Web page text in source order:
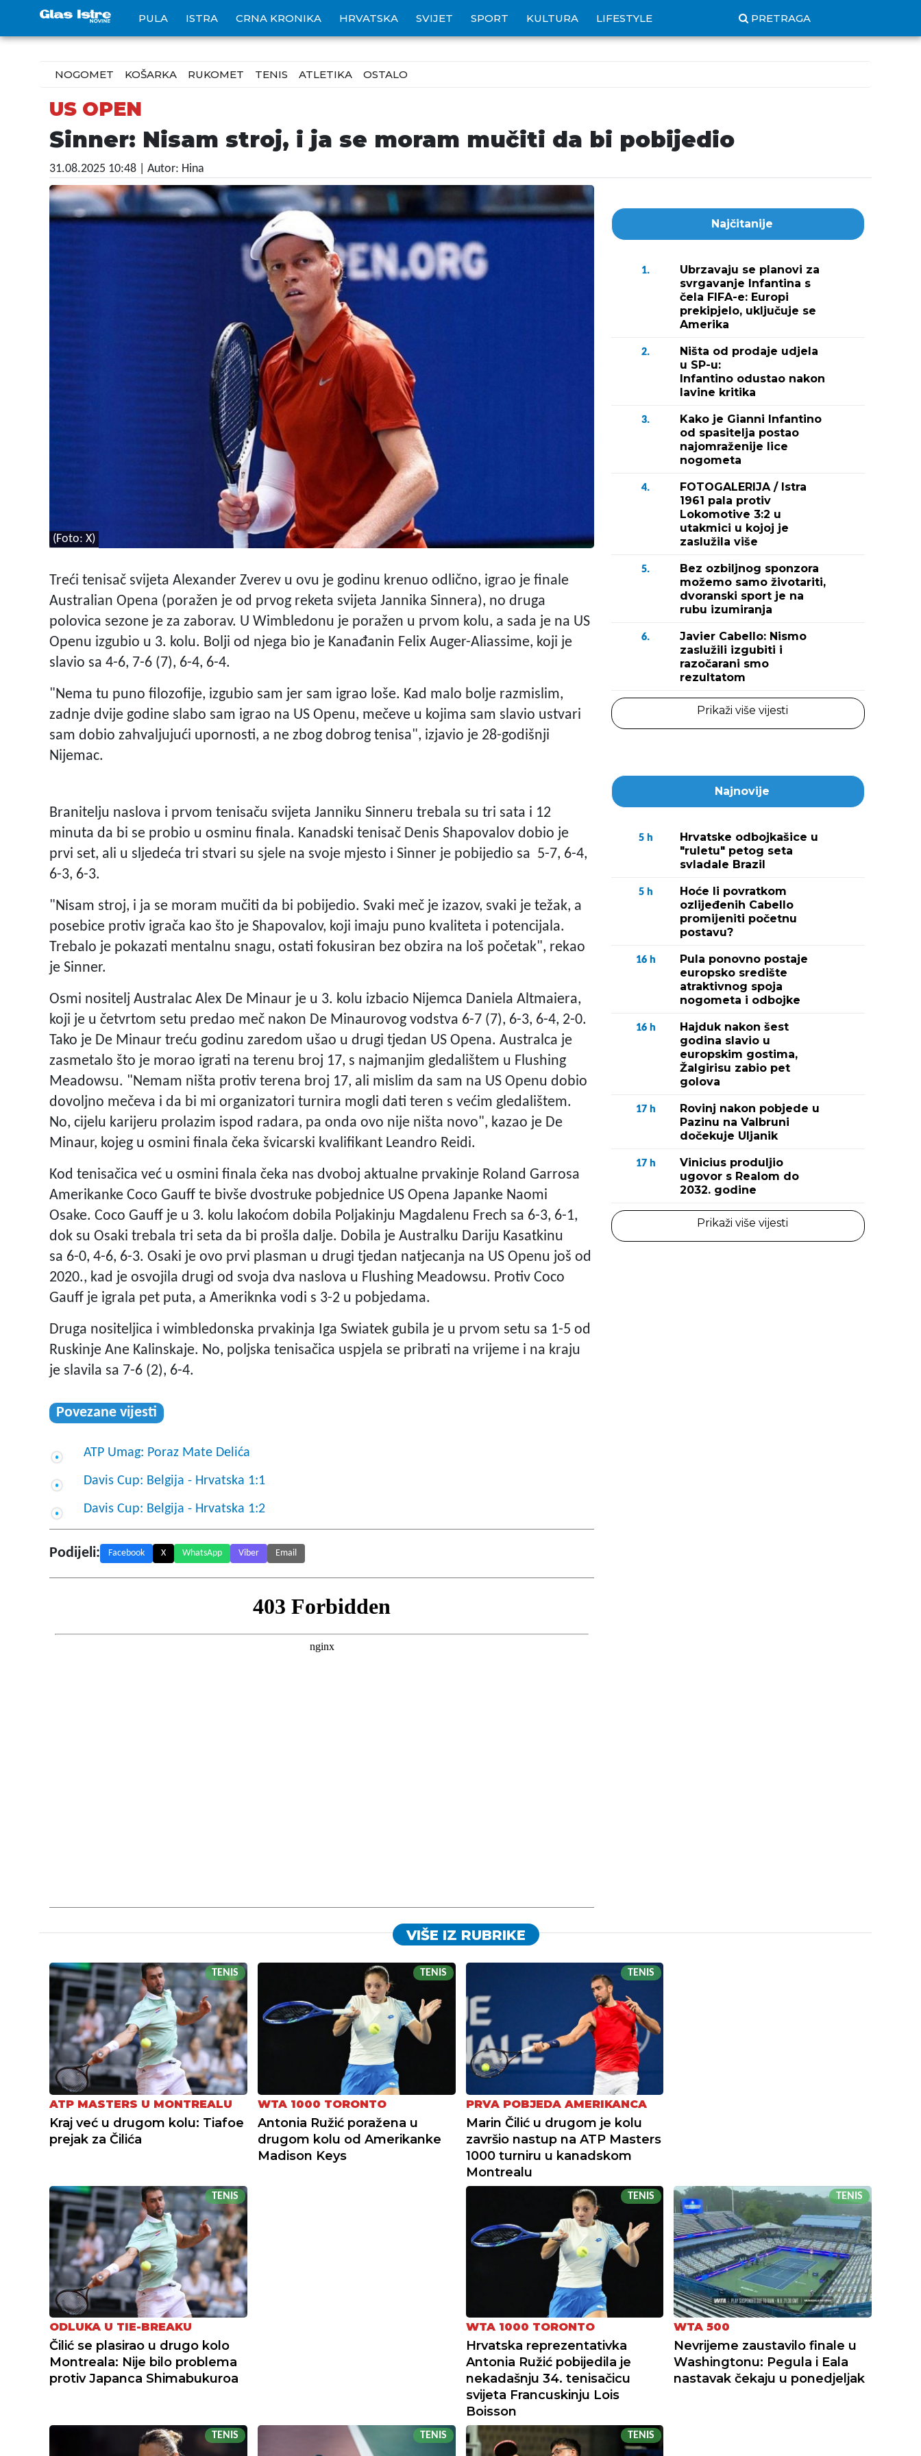
PULA ISTRA CRNA KRONIKA HRVATSKA SVIJET SPORT KULTURA LIFESTYLE PRETRAGA
NOGOMET KOŠARKA RUKOMET TENIS ATLETIKA OSTALO
US OPEN
Sinner: Nisam stroj, i ja se moram mučiti da bi pobijedio
31.08.2025 10:48 | Autor: Hina
(Foto: X)
Treći tenisač svijeta Alexander Zverev u ovu je godinu krenuo odlično, igrao je finale
Australian Opena (poražen je od prvog reketa svijeta Jannika Sinnera), no druga
polovica sezone je za zaborav. U Wimbledonu je poražen u prvom kolu, a sada je na US
Openu izgubio u 3. kolu. Bolji od njega bio je Kanađanin Felix Auger-Aliassime, koji je
slavio sa 4-6, 7-6 (7), 6-4, 6-4.
"Nema tu puno filozofije, izgubio sam jer sam igrao loše. Kad malo bolje razmislim,
zadnje dvije godine slabo sam igrao na US Openu, mečeve u kojima sam slavio ustvari
sam dobio zahvaljujući upornosti, a ne zbog dobrog tenisa", izjavio je 28-godišnji
Nijemac.
Branitelju naslova i prvom tenisaču svijeta Janniku Sinneru trebala su tri sata i 12
minuta da bi se probio u osminu finala. Kanadski tenisač Denis Shapovalov dobio je
prvi set, ali u sljedeća tri stvari su sjele na svoje mjesto i Sinner je pobijedio sa 5-7, 6-4,
6-3, 6-3.
"Nisam stroj, i ja se moram mučiti da bi pobijedio. Svaki meč je izazov, svaki je težak, a
posebice protiv igrača kao što je Shapovalov, koji imaju puno kvaliteta i potencijala.
Trebalo je pokazati mentalnu snagu, ostati fokusiran bez obzira na loš početak", rekao
je Sinner.
Osmi nositelj Australac Alex De Minaur je u 3. kolu izbacio Nijemca Daniela Altmaiera,
koji je u četvrtom setu predao meč nakon De Minaurovog vodstva 6-7 (7), 6-3, 6-4, 2-0.
Tako je De Minaur treću godinu zaredom ušao u drugi tjedan US Opena. Australca je
zasmetalo što je morao igrati na terenu broj 17, s najmanjim gledalištem u Flushing
Meadowsu. "Nemam ništa protiv terena broj 17, ali mislim da sam na US Openu dobio
dovoljno mečeva i da bi mi organizatori turnira mogli dati teren s većim gledalištem.
No, cijelu karijeru prolazim ispod radara, pa onda ovo nije ništa novo", kazao je De
Minaur, kojeg u osmini finala čeka švicarski kvalifikant Leandro Reidi.
Kod tenisačica već u osmini finala čeka nas dvoboj aktualne prvakinje Roland Garrosa
Amerikanke Coco Gauff te bivše dvostruke pobjednice US Opena Japanke Naomi
Osake. Coco Gauff je u 3. kolu lakoćom dobila Poljakinju Magdalenu Frech sa 6-3, 6-1,
dok su Osaki trebala tri seta da bi prošla dalje. Dobila je Australku Dariju Kasatkinu
sa 6-0, 4-6, 6-3. Osaki je ovo prvi plasman u drugi tjedan natjecanja na US Openu još od
2020., kad je osvojila drugi od svoja dva naslova u Flushing Meadowsu. Protiv Coco
Gauff je igrala pet puta, a Ameriknka vodi s 3-2 u pobjedama.
Druga nositeljica i wimbledonska prvakinja Iga Swiatek gubila je u prvom setu sa 1-5 od
Ruskinje Ane Kalinskaje. No, poljska tenisačica uspjela se pribrati na vrijeme i na kraju
je slavila sa 7-6 (2), 6-4.
Povezane vijesti
ATP Umag: Poraz Mate Delića
Davis Cup: Belgija - Hrvatska 1:1
Davis Cup: Belgija - Hrvatska 1:2
Podijeli: Facebook X WhatsApp Viber Email
Najčitanije
1.
Ubrzavaju se planovi za
svrgavanje Infantina s
čela FIFA-e: Europi
prekipjelo, uključuje se
Amerika
2.
Ništa od prodaje udjela
u SP-u:
Infantino odustao nakon
lavine kritika
3.
Kako je Gianni Infantino
od spasitelja postao
najomraženije lice
nogometa
4.
FOTOGALERIJA / Istra
1961 pala protiv
Lokomotive 3:2 u
utakmici u kojoj je
zaslužila više
5.
Bez ozbiljnog sponzora
možemo samo životariti,
dvoranski sport je na
rubu izumiranja
6.
Javier Cabello: Nismo
zaslužili izgubiti i
razočarani smo
rezultatom
Prikaži više vijesti
Najnovije
5 h
Hrvatske odbojkašice u
"ruletu" petog seta
svladale Brazil
5 h
Hoće li povratkom
ozlijeđenih Cabello
promijeniti početnu
postavu?
16 h
Pula ponovno postaje
europsko središte
atraktivnog spoja
nogometa i odbojke
16 h
Hajduk nakon šest
godina slavio u
europskim gostima,
Žalgirisu zabio pet
golova
17 h
Rovinj nakon pobjede u
Pazinu na Valbruni
dočekuje Uljanik
17 h
Vinicius produljio
ugovor s Realom do
2032. godine
Prikaži više vijesti
VIŠE IZ RUBRIKE
TENIS
ATP MASTERS U MONTREALU
Kraj već u drugom kolu: Tiafoe
prejak za Čilića
TENIS
WTA 1000 TORONTO
Antonia Ružić poražena u
drugom kolu od Amerikanke
Madison Keys
TENIS
PRVA POBJEDA AMERIKANCA
Marin Čilić u drugom je kolu
završio nastup na ATP Masters
1000 turniru u kanadskom
Montrealu
TENIS
ODLUKA U TIE-BREAKU
Čilić se plasirao u drugo kolo
Montreala: Nije bilo problema
protiv Japanca Shimabukuroa
TENIS
WTA 1000 TORONTO
Hrvatska reprezentativka
Antonia Ružić pobijedila je
nekadašnju 34. tenisačicu
svijeta Francuskinju Lois
Boisson
TENIS
WTA 500
Nevrijeme zaustavilo finale u
Washingtonu: Pegula i Eala
nastavak čekaju u ponedjeljak
TENIS TENIS TENIS